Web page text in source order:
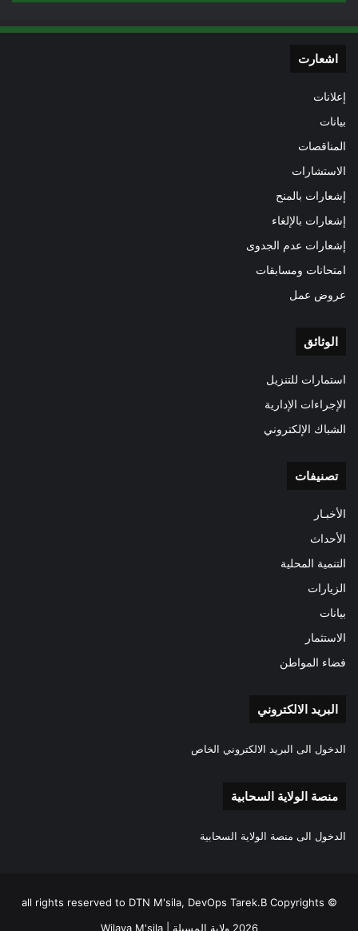
اشعارت
إعلانات
بيانات
المناقصات
الاستشارات
إشعارات بالمنح
إشعارات بالإلغاء
إشعارات عدم الجدوى
امتحانات ومسابقات
عروض عمل
الوثائق
استمارات للتنزيل
الإجراءات الإدارية
الشباك الإلكتروني
تصنيفات
الأخبـار
الأحداث
التنمية المحلية
الزيارات
بيانات
الاستثمار
فضاء المواطن
البريد الالكتروني
الدخول الى البريد الالكتروني الخاص
منصة الولاية السحابية
الدخول الى منصة الولاية السحابية
all rights reserved to DTN M'sila, DevOps Tarek.B Copyrights ©
2026 ولاية المسيلة | Wilaya M'sila